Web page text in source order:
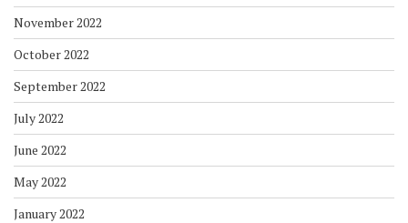
November 2022
October 2022
September 2022
July 2022
June 2022
May 2022
January 2022